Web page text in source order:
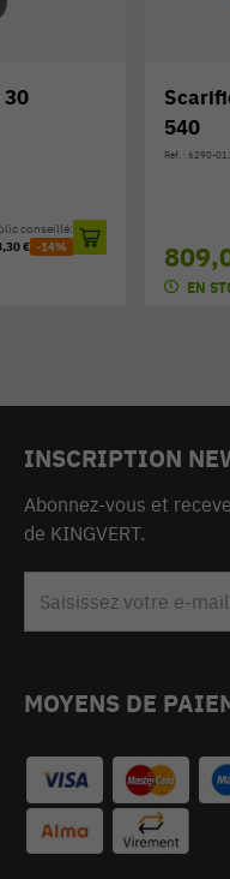
30
conseillé:
€ -14%
540
Réf. : 6290-
EN
INSCRIPTION
Abonnez-vous et
de KINGVERT.
MOYENS DE